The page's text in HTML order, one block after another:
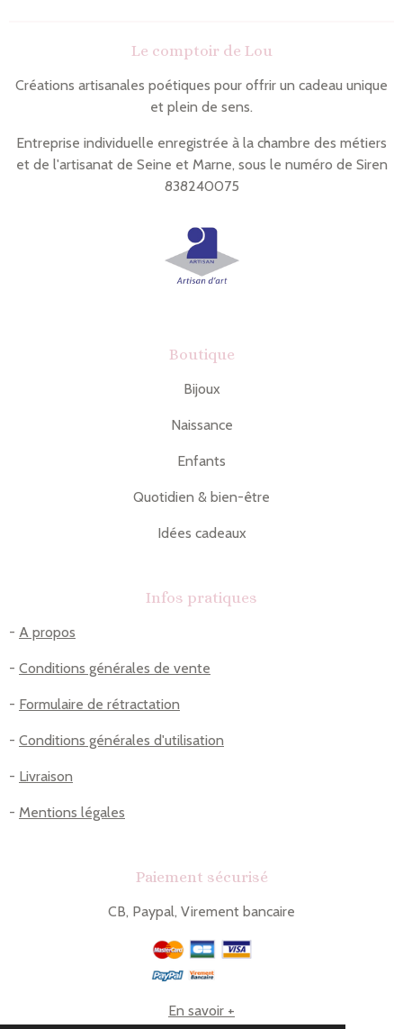
g
l
r
a
r
Le comptoir de Lou
Créations artisanales poétiques pour offrir un cadeau unique
et plein de sens.
Entreprise individuelle enregistrée à la chambre des métiers
et de l'artisanat de Seine et Marne, sous le numéro de Siren
838240075
Boutique
Bijoux
Naissance
Enfants
Quotidien & bien-être
Idées cadeaux
Infos pratiques
- A propos
- Conditions générales de vente
- Formulaire de rétractation
- Conditions générales d'utilisation
- Livraison
- Mentions légales
Paiement sécurisé
CB, Paypal, Virement bancaire
En savoir +